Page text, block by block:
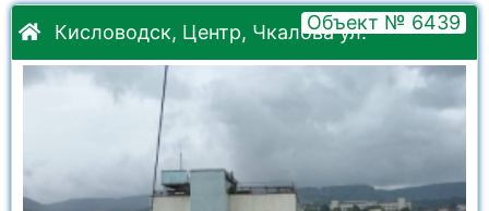
Кисловодск, Центр, Чкалова ул.Объект № 6439